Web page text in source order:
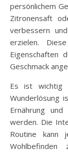
persönlichem
Zitronensaft
verbessern
erzielen.
Eigenschaften
Geschmack
Es ist wichtig
Wunderlösung
Ernährung
werden. Die
Routine kann